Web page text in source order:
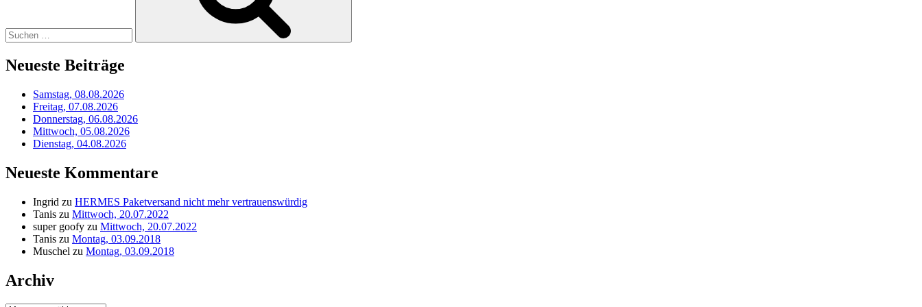
Neueste Beiträge
Samstag, 08.08.2026
Freitag, 07.08.2026
Donnerstag, 06.08.2026
Mittwoch, 05.08.2026
Dienstag, 04.08.2026
Neueste Kommentare
Ingrid zu HERMES Paketversand nicht mehr vertrauenswürdig
Tanis zu Mittwoch, 20.07.2022
super goofy zu Mittwoch, 20.07.2022
Tanis zu Montag, 03.09.2018
Muschel zu Montag, 03.09.2018
Archiv